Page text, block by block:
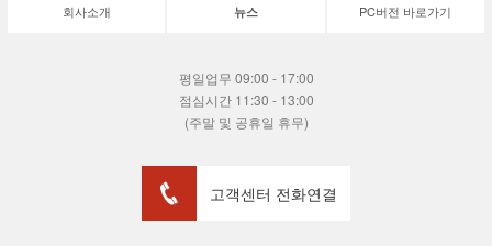
회사소개 뉴스 PC버전 바로가기
평일업무 09:00 - 17:00
점심시간 11:30 - 13:00
(주말 및 공휴일 휴무)
고객센터 전화연결